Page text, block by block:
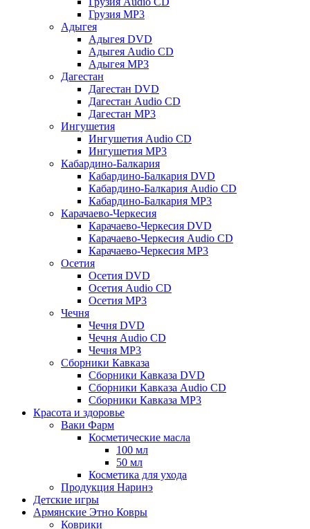
Грузия MP3
Адыгея
Адыгея DVD
Адыгея Audio CD
Адыгея MP3
Дагестан
Дагестан DVD
Дагестан Audio CD
Дагестан MP3
Ингушетия
Ингушетия Audio CD
Ингушетия MP3
Кабардино-Балкария
Кабардино-Балкария DVD
Кабардино-Балкария Audio CD
Кабардино-Балкария MP3
Карачаево-Черкесия
Карачаево-Черкесия DVD
Карачаево-Черкесия Audio CD
Карачаево-Черкесия MP3
Осетия
Осетия DVD
Осетия Audio CD
Осетия MP3
Чечня
Чечня DVD
Чечня Audio CD
Чечня MP3
Сборники Кавказа
Сборники Кавказа DVD
Сборники Кавказа Audio CD
Сборники Кавказа MP3
Красота и здоровье
Ваки Фарм
Косметические масла
100 мл
50 мл
Косметика для ухода
Продукция Наринэ
Детские игры
Армянские Этно Ковры
Коврики